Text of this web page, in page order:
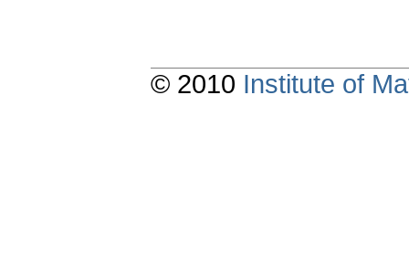
© 2010 Institute of